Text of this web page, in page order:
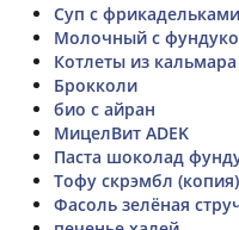
Суп с фрикадельками
Молочный с
Котлеты из кальмара
Брокколи
био с айран
МицелВит ADEK
Паста шоколад
Тофу скрэмбл (копия)
Фасоль зелёная